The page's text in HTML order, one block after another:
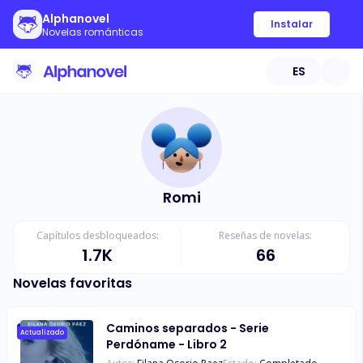
Alphanovel
Novelas románticas
Instalar
ES
Romi
Capítulos desbloqueados:
1.7K
Reseñas de novelas:
66
Novelas favoritas
Actualizado
Caminos separados - Serie
Perdóname - Libro 2